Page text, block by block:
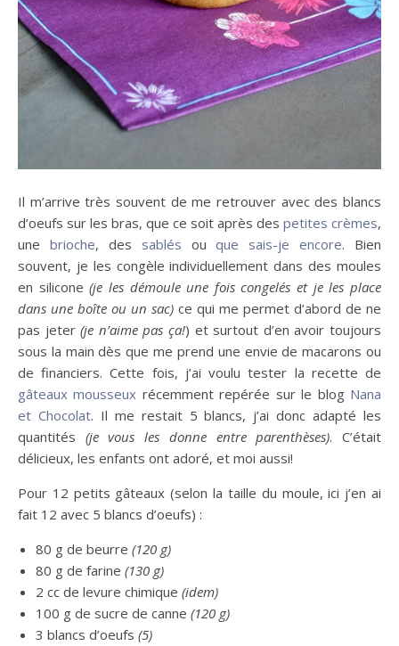
Il m’arrive très souvent de me retrouver avec des blancs
d’oeufs sur les bras, que ce soit après des petites crèmes,
une brioche, des sablés ouque sais-je encore. Bien
souvent, je les congèle individuellement dans des moules
en silicone (je les démoule une fois congelés et je les place
dans une boîte ou un sac) ce qui me permet d’abord de ne
pas jeter(je n’aime pas ça!) et surtout d’en avoir toujours
sous la main dès que me prend une envie de macarons ou
de financiers. Cette fois, j’ai voulu tester la recette de
gâteaux mousseux récemment repérée sur le blog Nana
et Chocolat. Il me restait 5 blancs, j’ai donc adapté les
quantités (je vous les donne entre parenthèses). C’était
délicieux, les enfants ont adoré, et moi aussi!
Pour 12 petits gâteaux (selon la taille du moule, ici j’en ai
fait 12 avec 5 blancs d’oeufs) :
80 g de beurre (120 g)
80 g de farine (130 g)
2 cc de levure chimique (idem)
100 g de sucre de canne (120 g)
3 blancs d’oeufs (5)